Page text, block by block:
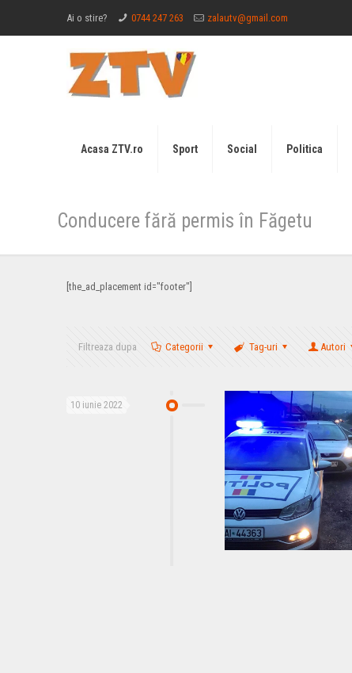
Ai o stire? 0744 247 263 zalautv@gmail.com
Acasa ZTV.ro Sport Social Politica
Conducere fără permis în Făgetu
[the_ad_placement id="footer"]
Filtreaza dupa Categorii Tag-uri Autori
10 iunie 2022